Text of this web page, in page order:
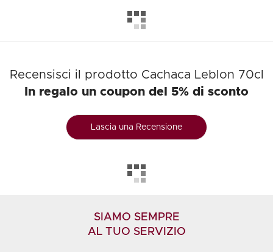
Recensisci il prodotto Cachaca Leblon 70cl
In regalo un coupon del 5% di sconto
Lascia una Recensione
SIAMO SEMPRE
AL TUO SERVIZIO